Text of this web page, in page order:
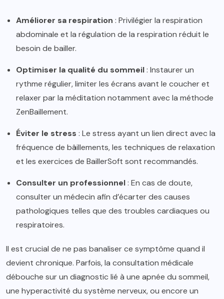
Améliorer sa respiration : Privilégier la respiration
abdominale et la régulation de la respiration réduit le
besoin de bailler.
Optimiser la qualité du sommeil: Instaurer un
rythme régulier, limiter les écrans avant le coucher et
relaxer par la méditation notamment avec la méthode
ZenBaillement.
Éviter le stress : Le stress ayant un lien direct avec la
fréquence de bâillements, les techniques de relaxation
et les exercices de BaillerSoft sont recommandés.
Consulter un professionnel: En cas de doute,
consulter un médecin afin d’écarter des causes
pathologiques telles que des troubles cardiaques ou
respiratoires.
Il est crucial de ne pas banaliser ce symptôme quand il
devient chronique. Parfois, la consultation médicale
débouche sur un diagnostic lié à une apnée du sommeil,
une hyperactivité du système nerveux, ou encore un